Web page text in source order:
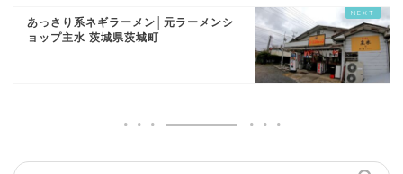
あっさり系ネギラーメン│元ラーメンシ
ョップ主水 茨城県茨城町